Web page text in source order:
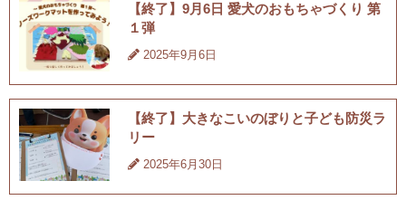
【終了】9月6日 愛⽝のおもちゃづくり 第
１弾
2025年9月6日
【終了】大きなこいのぼりと子ども防災ラ
リー
2025年6月30日